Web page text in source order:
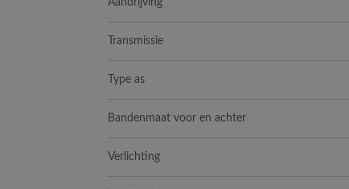
Aandrijving
Transmissie
Type as
Bandenmaat voor en achter
Verlichting